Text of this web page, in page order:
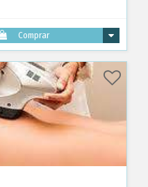
Comprar